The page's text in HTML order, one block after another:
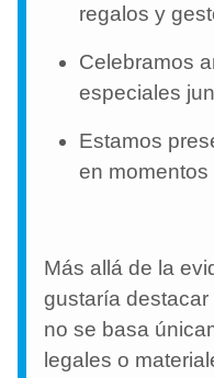
regalos y
Celebramos
especiales
Estamos
en
Más allá de la
gustaría
no se basa
legales o